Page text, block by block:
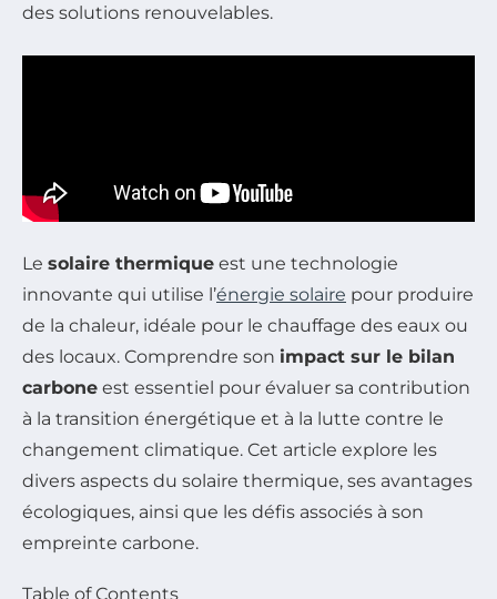
des solutions renouvelables.
Le solaire thermique est une technologie
innovante qui utilise l’énergie solaire pour produire
de la chaleur, idéale pour le chauffage des eaux ou
des locaux. Comprendre son impact sur le bilan
carbone est essentiel pour évaluer sa contribution
à la transition énergétique et à la lutte contre le
changement climatique. Cet article explore les
divers aspects du solaire thermique, ses avantages
écologiques, ainsi que les défis associés à son
empreinte carbone.
Table of Contents